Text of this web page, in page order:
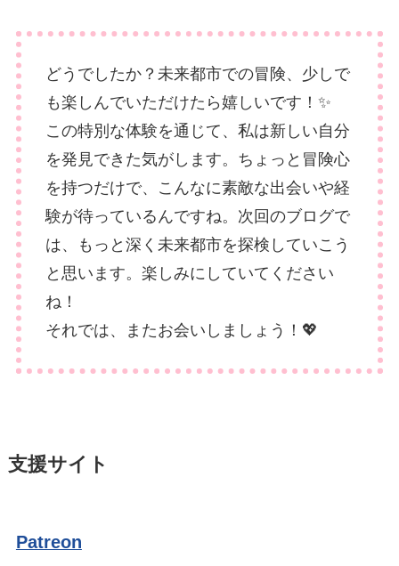
どうでしたか？未来都市での冒険、少しで
も楽しんでいただけたら嬉しいです！✨
この特別な体験を通じて、私は新しい自分
を発見できた気がします。ちょっと冒険心
を持つだけで、こんなに素敵な出会いや経
験が待っているんですね。次回のブログで
は、もっと深く未来都市を探検していこう
と思います。楽しみにしていてください
ね！
それでは、またお会いしましょう！💖
支援サイト
Patreon